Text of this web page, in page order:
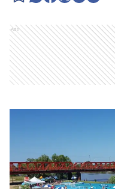
Ads